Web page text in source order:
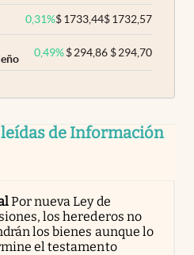
0,31%$1733,44$1732,57
0,49% $294,86 $294,70
leídas de Información
Por nueva Ley de
los herederos no
los bienes aunque lo
el testamento